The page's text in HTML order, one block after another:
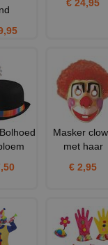
€ 24,95
Masker
met haar
€ 2,95